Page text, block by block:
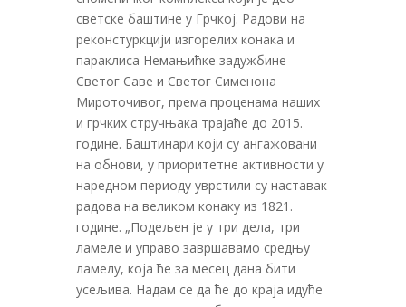
светске баштине у Грчкој. Радови на
реконстуркцији изгорелих конака и
параклиса Немањићке задужбине
Светог Саве и Светог Сименона
Мироточивог, према проценама наших
и грчких стручњака трајаће до 2015.
године. Баштинари који су ангажовани
на обнови, у приоритетне активности у
наредном периоду уврстили су наставак
радова на великом конаку из 1821.
године. „Подељен је у три дела, три
ламеле и управо завршавамо средњу
ламелу, која ће за месец дана бити
усељива. Надам се да ће до краја идуће